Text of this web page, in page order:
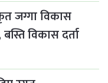
जग्गा विकास
विकास दर्ता